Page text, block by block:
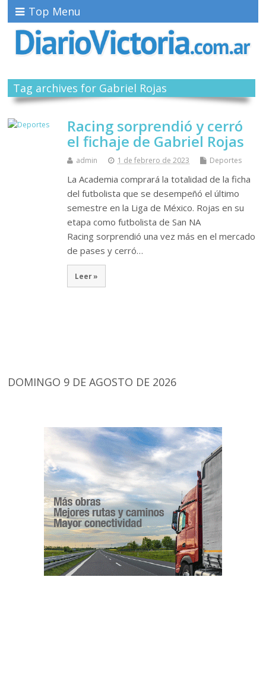
Top Menu
Tag archives for Gabriel Rojas
Racing sorprendió y cerró
el fichaje de Gabriel Rojas
admin 1 de febrero de 2023 Deportes
La Academia comprará la totalidad de la ficha
del futbolista que se desempeñó el último
semestre en la Liga de México. Rojas en su
etapa como futbolista de San NA
Racing sorprendió una vez más en el mercado
de pases y cerró…
Leer »
DOMINGO 9 DE AGOSTO DE 2026